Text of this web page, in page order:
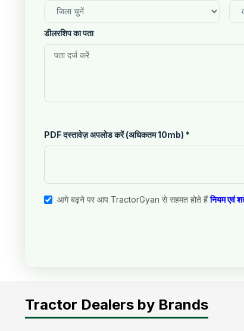
डीलरशिप का पता
PDF दस्तावेज़ अपलोड करें (अधिकतम 10mb) *
आगे बढ़ने पर आप TractorGyan से सहमत होते हैं नियम एवं
Tractor Dealers by Brands